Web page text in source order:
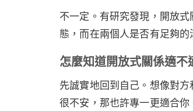
不一定。有研究發現，開放
態，而在兩個人是否有足夠
怎麼知道開放式關係適不
先誠實地回到自己。想像對
很不安，那也許專一更適合